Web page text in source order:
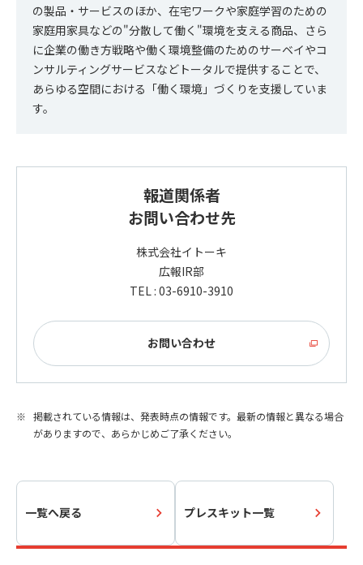
の製品・サービスのほか、在宅ワークや家庭学習のための
家庭用家具などの"分散して働く"環境を支える商品、さら
に企業の働き方戦略や働く環境整備のためのサーベイやコ
ンサルティングサービスなどトータルで提供することで、
あらゆる空間における「働く環境」づくりを支援していま
す。
報道関係者
お問い合わせ先
株式会社イトーキ
広報IR部
TEL : 03-6910-3910
お問い合わせ
掲載されている情報は、発表時点の情報です。最新の情報と異なる場合
がありますので、あらかじめご了承ください。
一覧へ戻る プレスキット一覧